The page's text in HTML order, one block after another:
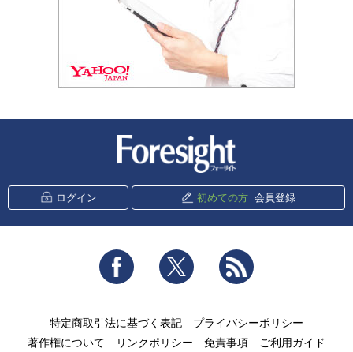
ログイン 初めての方 会員登録
Facebook Twitter
特定商取引法に基づく表記
プライバシーポリシー
著作権について
リンクポリシー 免責事項 ご利用ガイド